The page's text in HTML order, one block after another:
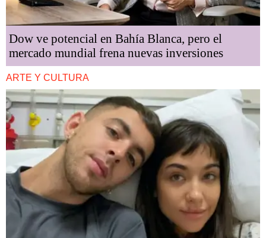
Dow ve potencial en Bahía Blanca, pero el
mercado mundial frena nuevas inversiones
ARTE Y CULTURA